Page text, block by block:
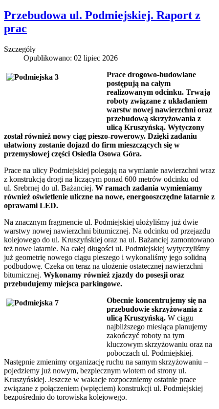
Przebudowa ul. Podmiejskiej. Raport z
prac
Szczegóły
Opublikowano: 02 lipiec 2026
Prace drogowo-budowlane
postępują na całym
realizowanym odcinku. Trwają
roboty związane z układaniem
warstw nowej nawierzchni oraz
przebudową skrzyżowania z
ulicą Kruszyńską. Wytyczony
został również nowy ciąg pieszo-rowerowy. Dzięki zadaniu
ułatwiony zostanie dojazd do firm mieszczących się w
przemysłowej części Osiedla Osowa Góra.
Prace na ulicy Podmiejskiej polegają na wymianie nawierzchni wraz
z konstrukcją drogi na liczącym ponad 600 metrów odcinku od
ul. Srebrnej do ul. Bażanciej. W ramach zadania wymieniamy
również oświetlenie uliczne na nowe, energooszczędne latarnie z
oprawami LED.
Na znacznym fragmencie ul. Podmiejskiej ułożyliśmy już dwie
warstwy nowej nawierzchni bitumicznej. Na odcinku od przejazdu
kolejowego do ul. Kruszyńskiej oraz na ul. Bażanciej zamontowano
też nowe latarnie. Na całej długości ul. Podmiejskiej wytyczyliśmy
już geometrię nowego ciągu pieszego i wykonaliśmy jego solidną
podbudowę. Czeka on teraz na ułożenie ostatecznej nawierzchni
bitumicznej. Wykonamy również zjazdy do posesji oraz
przebudujemy miejsca parkingowe.
Obecnie koncentrujemy się na
przebudowie skrzyżowania z
ulicą Kruszyńską. W ciągu
najbliższego miesiąca planujemy
zakończyć roboty na tym
kluczowym skrzyżowaniu oraz na
poboczach ul. Podmiejskiej.
Następnie zmienimy organizację ruchu na samym skrzyżowaniu –
pojedziemy już nowym, bezpiecznym wlotem od strony ul.
Kruszyńskiej. Jeszcze w wakacje rozpoczniemy ostatnie prace
związane z połączeniem (wpięciem) konstrukcji ul. Podmiejskiej
bezpośrednio do torowiska kolejowego.